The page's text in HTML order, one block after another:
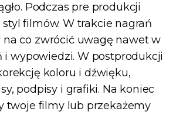
Podczas pre produkcji
filmów. W trakcie nagrań
co zwrócić uwagę nawet w
i wypowiedzi. W postprodukcji
koloru i dźwięku,
podpisy i grafiki. Na koniec
twoje filmy lub przekażemy